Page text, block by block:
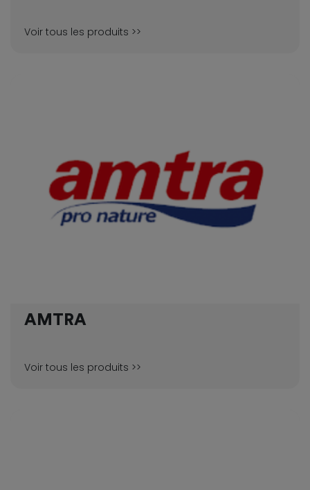
Voir tous les produits >>
AMTRA
Voir tous les produits >>